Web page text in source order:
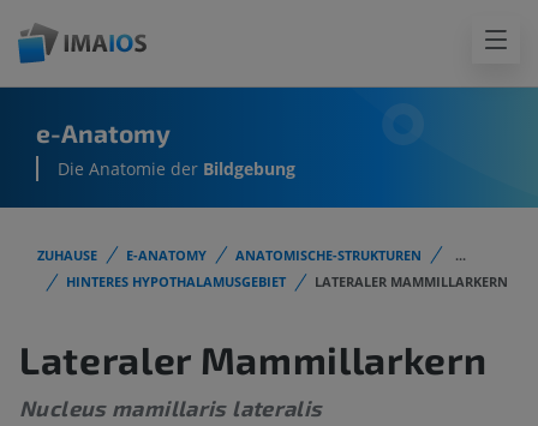
e-Anatomy
Die Anatomie der Bildgebung
ZUHAUSE E-ANATOMY ANATOMISCHE-STRUKTUREN
...
HINTERES HYPOTHALAMUSGEBIET
LATERALER MAMMILLARKERN
Lateraler Mammillarkern
Nucleus mamillaris lateralis